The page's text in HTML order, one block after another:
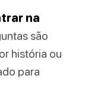
na
são
história ou
para